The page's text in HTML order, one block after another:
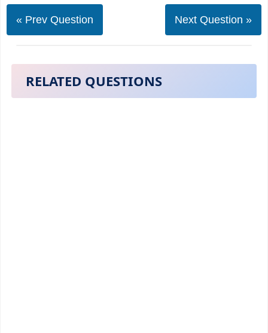
« Prev Question Next Question »
RELATED QUESTIONS